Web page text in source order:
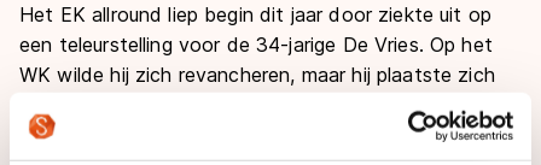
Het EK allround liep begin dit jaar door ziekte uit op
een teleurstelling voor de 34-jarige De Vries. Op het
WK wilde hij zich revancheren, maar hij plaatste zich
nét niet. Maar die allroundaspiraties heeft De Vries
aan de kant gezet.